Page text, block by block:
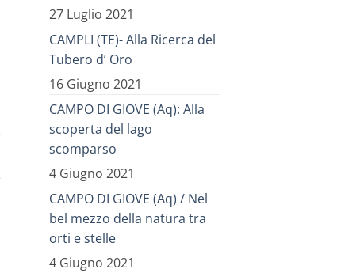
27 Luglio 2021
CAMPLI (TE)- Alla Ricerca del
Tubero d’ Oro
16 Giugno 2021
CAMPO DI GIOVE (Aq): Alla
scoperta del lago
scomparso
4 Giugno 2021
CAMPO DI GIOVE (Aq) / Nel
bel mezzo della natura tra
orti e stelle
4 Giugno 2021